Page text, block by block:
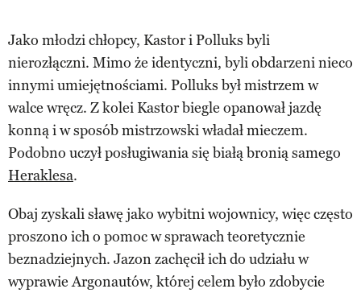
Jako młodzi chłopcy, Kastor i Polluks byli
nierozłączni. Mimo że identyczni, byli obdarzeni nieco
innymi umiejętnościami. Polluks był mistrzem w
walce wręcz. Z kolei Kastor biegle opanował jazdę
konną i w sposób mistrzowski władał mieczem.
Podobno uczył posługiwania się białą bronią samego
Heraklesa.
Obaj zyskali sławę jako wybitni wojownicy, więc często
proszono ich o pomoc w sprawach teoretycznie
beznadziejnych. Jazon zachęcił ich do udziału w
wyprawie Argonautów, której celem było zdobycie